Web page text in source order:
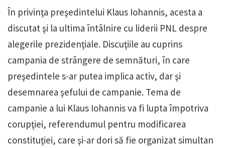
În privinţa preşedintelui Klaus Iohannis, acesta a
discutat şi la ultima întâlnire cu liderii PNL despre
alegerile prezidenţiale. Discuţiile au cuprins
campania de strângere de semnături, în care
preşedintele s-ar putea implica activ, dar şi
desemnarea şefului de campanie. Tema de
campanie a lui Klaus Iohannis va fi lupta împotriva
corupţiei, referendumul pentru modificarea
constituţiei, care şi-ar dori să fie organizat simultan